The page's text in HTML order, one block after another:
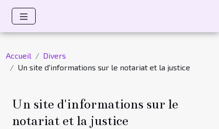
Accueil
Divers
Un site d'informations sur le notariat et la justice
Un site d'informations sur le
notariat et la justice